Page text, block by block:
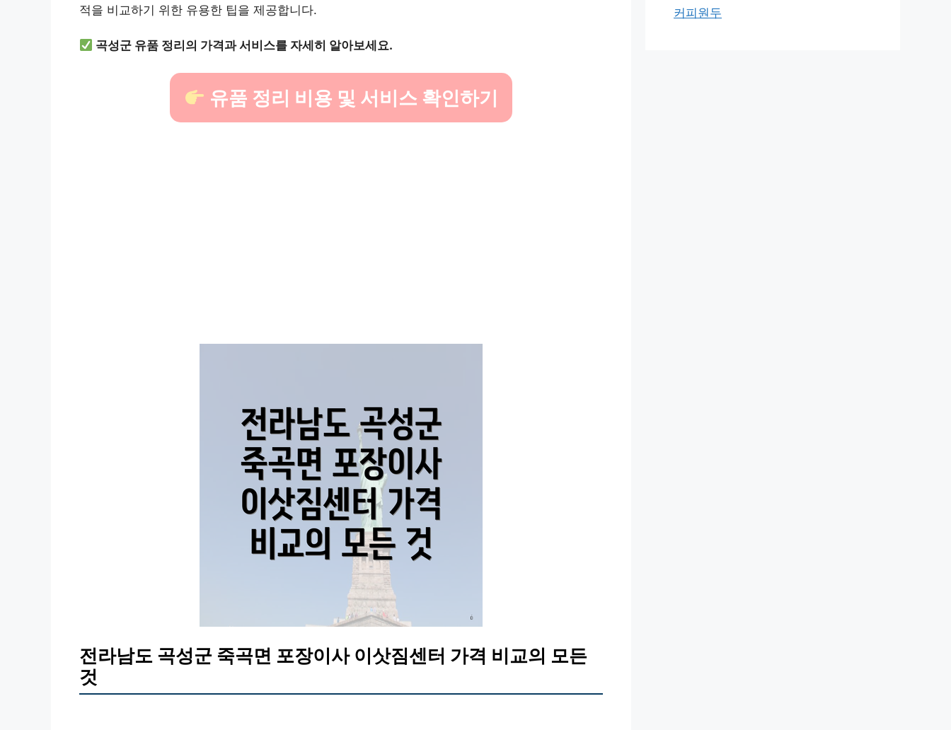
적을 비교하기 위한 유용한 팁을 제공합니다.
곡성군 유품 정리의 가격과 서비스를 자세히 알아보세요.
유품 정리 비용 및 서비스 확인하기
전라남도 곡성군 죽곡면 포장이사 이삿짐센터 가격 비교의 모든
것
커피원두